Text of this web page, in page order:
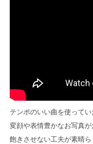
テンポのいい曲を使って
変顔や表情豊かなお写真
飽きさせない工夫が素晴ら